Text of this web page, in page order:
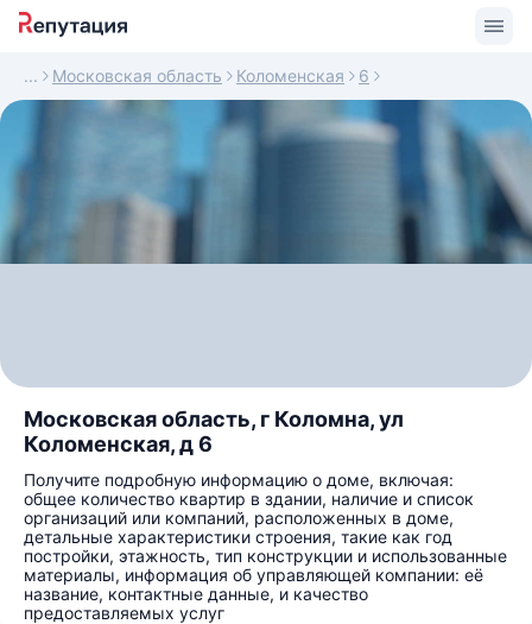
Московская область Коломенская 6
Московская область, г Коломна, ул
Коломенская, д 6
Получите подробную информацию о доме, включая:
общее количество квартир в здании, наличие и список
организаций или компаний, расположенных в доме,
детальные характеристики строения, такие как год
постройки, этажность, тип конструкции и использованные
материалы, информация об управляющей компании: её
название, контактные данные, и качество
предоставляемых услуг